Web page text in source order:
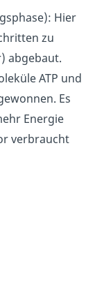
Hier
zu
abgebaut.
ATP und
Es
Energie
verbraucht